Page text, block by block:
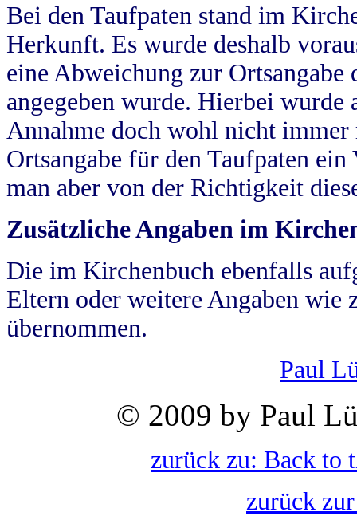
Bei den Taufpaten stand im
Herkunft. Es wurde deshalb
eine Abweichung zur
angegeben wurde. Hierbei wurde
Annahme doch wohl nicht
Ortsangabe für den Taufpaten
man aber von der Richtigkeit
Zusätzliche Angaben im
Die im Kirchenbuch ebenfalls
Eltern oder weitere Angaben wie
übernommen.
Paul
© 2009 by Paul
zurück zu: Back to
zurück